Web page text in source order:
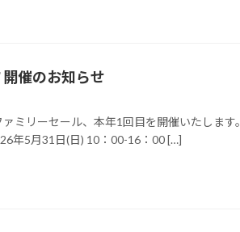
催のお知らせ
ミリーセール、本年1回目を開催いたしま
年5月31日(日) 10：00-16：00 […]